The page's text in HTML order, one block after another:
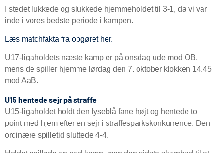
I stedet lukkede og slukkede hjemmeholdet til 3-1, da vi var
inde i vores bedste periode i kampen.
Læs matchfakta fra opgøret her.
U17-ligaholdets næste kamp er på onsdag ude mod OB,
mens de spiller hjemme lørdag den 7. oktober klokken 14.45
mod AaB.
U15 hentede sejr på straffe
U15-ligaholdet holdt den lyseblå fane højt og hentede to
point med hjem efter en sejr i straffesparkskonkurrence. Den
ordinære spilletid sluttede 4-4.